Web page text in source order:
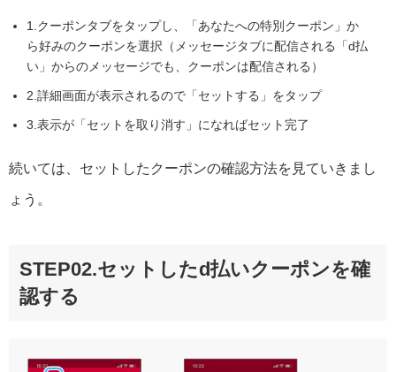
1.クーポンタブをタップし、「あなたへの特別クーポン」か
ら好みのクーポンを選択（メッセージタブに配信される「d払
い」からのメッセージでも、クーポンは配信される）
2.詳細画面が表示されるので「セットする」をタップ
3.表示が「セットを取り消す」になればセット完了
続いては、セットしたクーポンの確認方法を見ていきまし
ょう。
STEP02.セットしたd払いクーポンを確
認する